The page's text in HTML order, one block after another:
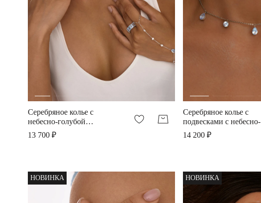
Серебряное колье с
небесно-голубой
шпинелью
13 700 ₽
Серебряное колье с
подвесками с небесно-
голубой шпинелью
14 200 ₽
НОВИНКА НОВИНКА